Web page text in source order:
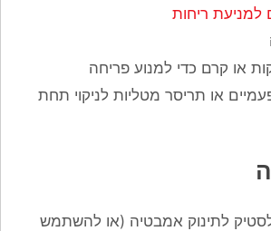
למניעת ריחות
או קרם כדי למנוע פריחה
או תריסר מטליות לניקוי תחת
לתינוק אמבטיה (או להשתמש